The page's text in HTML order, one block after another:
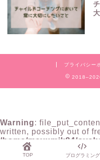
プライバシー
TOP プログラミング
Warning:
written, possibly out of
/home/mayumik84/
lesson.net/
image-optimizer/